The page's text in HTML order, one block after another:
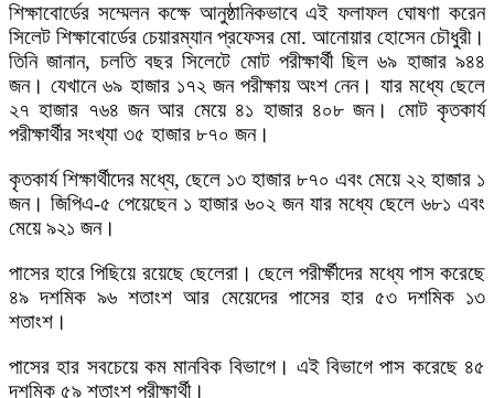
শিক্ষাবোর্ডের সম্মেলন কক্ষে আনুষ্ঠানিকভাবে এই ফলাফল ঘোষণা করেন
সিলেট শিক্ষাবোর্ডের চেয়ারম্যান প্রফেসর মো. আনোয়ার হোসেন চৌধুরী।
তিনি জানান, চলতি বছর সিলেটে মোট পরীক্ষার্থী ছিল ৬৯ হাজার ৯৪৪
জন। যেখানে ৬৯ হাজার ১৭২ জন পরীক্ষায় অংশ নেন। যার মধ্যে ছেলে
২৭ হাজার ৭৬৪ জন আর মেয়ে ৪১ হাজার ৪০৮ জন। মোট কৃতকার্য
পরীক্ষার্থীর সংখ্যা ৩৫ হাজার ৮৭০ জন।
কৃতকার্য শিক্ষার্থীদের মধ্যে, ছেলে ১৩ হাজার ৮৭০ এবং মেয়ে ২২ হাজার ১
জন। জিপিএ-৫ পেয়েছেন ১ হাজার ৬০২ জন যার মধ্যে ছেলে ৬৮১ এবং
মেয়ে ৯২১ জন।
পাসের হারে পিছিয়ে রয়েছে ছেলেরা। ছেলে পরীর্ক্ষীদের মধ্যে পাস করেছে
৪৯ দশমিক ৯৬ শতাংশ আর মেয়েদের পাসের হার ৫৩ দশমিক ১৩
শতাংশ।
পাসের হার সবচেয়ে কম মানবিক বিভাগে। এই বিভাগে পাস করেছে ৪৫
দশমিক ৫৯ শতাংশ পরীক্ষার্থী।